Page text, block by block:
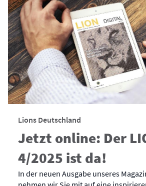
Lions Deutschland
Jetzt online: Der
4/2025 ist da!
In der neuen Ausgabe unseres